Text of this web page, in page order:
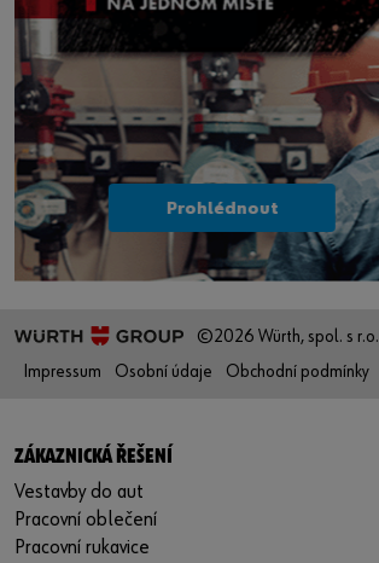
Prohlédnout
©2026 Würth, spol. s r.o.
Impressum
Osobní údaje Obchodní podmínky
ZÁKAZNICKÁ ŘEŠENÍ
Vestavby do aut
Pracovní oblečení
Pracovní rukavice